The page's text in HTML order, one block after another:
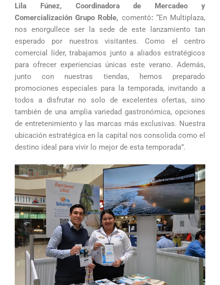
Lila Fúnez, Coordinadora de Mercadeo y
Comercialización Grupo Roble, comentó: “En Multiplaza,
nos enorgullece ser la sede de este lanzamiento tan
esperado por nuestros visitantes. Como el centro
comercial líder, trabajamos junto a aliados estratégicos
para ofrecer experiencias únicas este verano. Además,
junto con nuestras tiendas, hemos preparado
promociones especiales para la temporada, invitando a
todos a disfrutar no solo de excelentes ofertas, sino
también de una amplia variedad gastronómica, opciones
de entretenimiento y las marcas más exclusivas. Nuestra
ubicación estratégica en la capital nos consolida como el
destino ideal para vivir lo mejor de esta temporada”.